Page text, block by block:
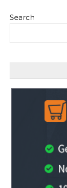
Search